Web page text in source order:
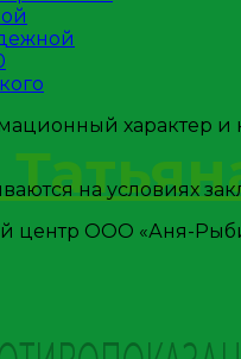
характер и
на условиях
центр ООО «Аня-